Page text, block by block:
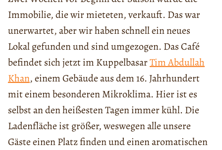
Immobilie, die wir mieteten, verkauft. Das war
unerwartet, aber wir haben schnell ein neues
Lokal gefunden und sind umgezogen. Das Café
befindet sich jetzt im KuppelbasarTim Abdullah
Khan, einem Gebäude aus dem 16. Jahrhundert
mit einem besonderen Mikroklima. Hier ist es
selbst an den heißesten Tagen immer kühl. Die
Ladenfläche ist größer, weswegen alle unsere
Gäste einen Platz finden und einen aromatischen